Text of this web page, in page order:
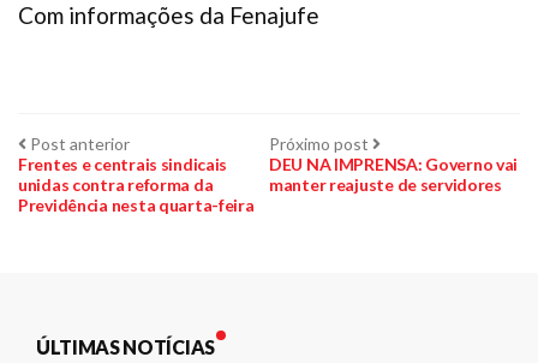
Com informações da Fenajufe
Navegação
de
Post anteriorPost
anterior:
Frentes e centrais sindicais
unidas contra reforma da
Previdência nesta quarta-feira
Próximo post Próximo
post:
DEU NA IMPRENSA: Governo vai
manter reajuste de servidores
ÚLTIMAS NOTÍCIAS